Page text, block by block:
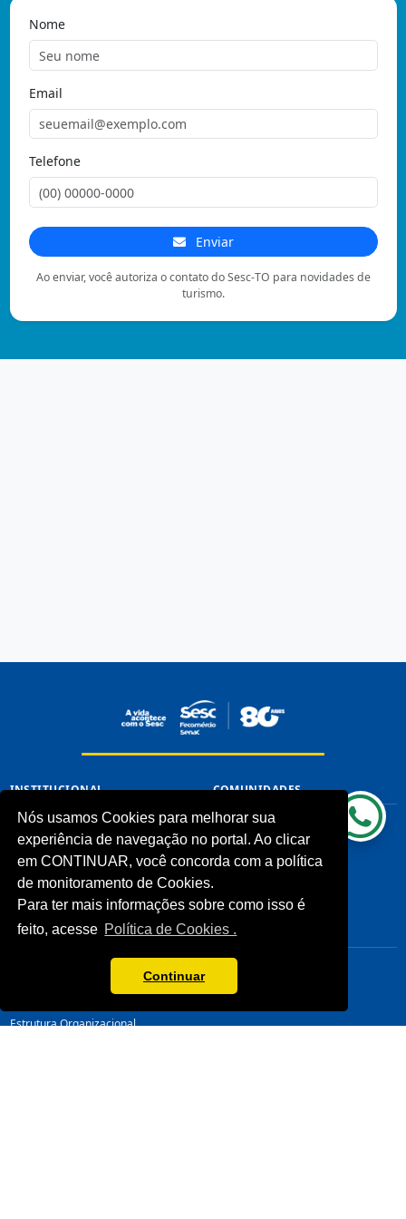
Nós usamos Cookies para melhorar sua
experiência de navegação no portal. Ao clicar
em CONTINUAR, você concorda com a política
de monitoramento de Cookies.
Para ter mais informações sobre como isso é
feito, acesse Política de Cookies .
Continuar
Nome
Email
Telefone
Enviar
Ao enviar, você autoriza o contato do Sesc-TO para novidades de
turismo.
INSTITUCIONAL
Processos Seletivos (Antigos)
Licitações
Notícias
Imprensa
Fale Conosco
Biblioteca
COMUNIDADES
Unidades Sesc-TO
Cliente
CONHEÇA
Sistema Fecomércio
Estrutura Organizacional
LINKS ÚTEIS
Senac